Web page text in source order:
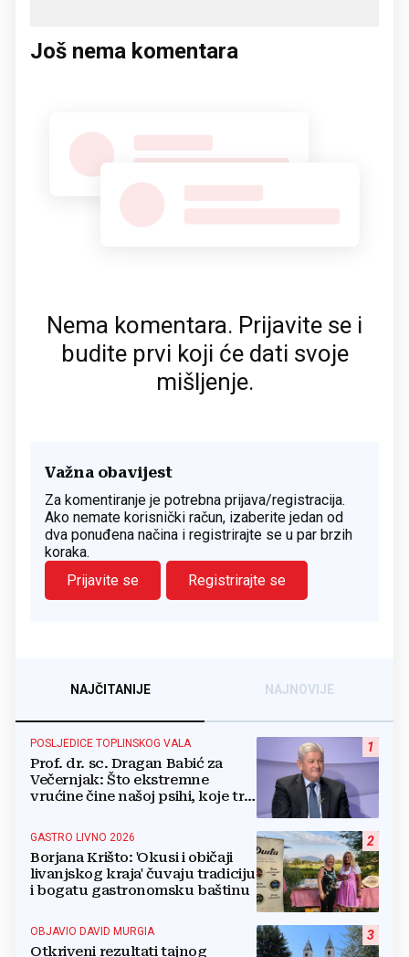
Još nema komentara
Nema komentara. Prijavite se i
budite prvi koji će dati svoje
mišljenje.
Važna obavijest
Za komentiranje je potrebna prijava/registracija.
Ako nemate korisnički račun, izaberite jedan od
dva ponuđena načina i registrirajte se u par brzih
koraka.
Prijavite se
Registrirajte se
NAJČITANIJE NAJNOVIJE
1
POSLJEDICE TOPLINSKOG VALA
Prof. dr. sc. Dragan Babić za
Večernjak: Što ekstremne
vrućine čine našoj psihi, koje tri
boriti...
2
GASTRO LIVNO 2026
Borjana Krišto: 'Okusi i običaji
livanjskog kraja' čuvaju tradiciju
i bogatu gastronomsku baštinu
3
OBJAVIO DAVID MURGIA
Otkriveni rezultati tajnog